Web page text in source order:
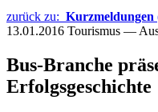
zurück zu: Kurzmeldungen
13.01.2016 Tourismus —
Bus-Branche
Erfolgsgeschichte